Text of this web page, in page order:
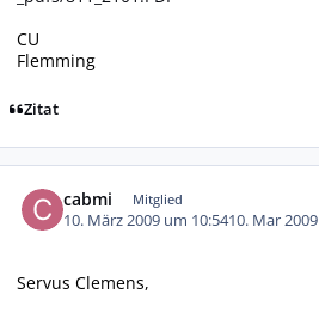
CU
Flemming
Zitat
cabmi Mitglied
10. März 2009 um 10:5410. Mar 2009
Servus Clemens,